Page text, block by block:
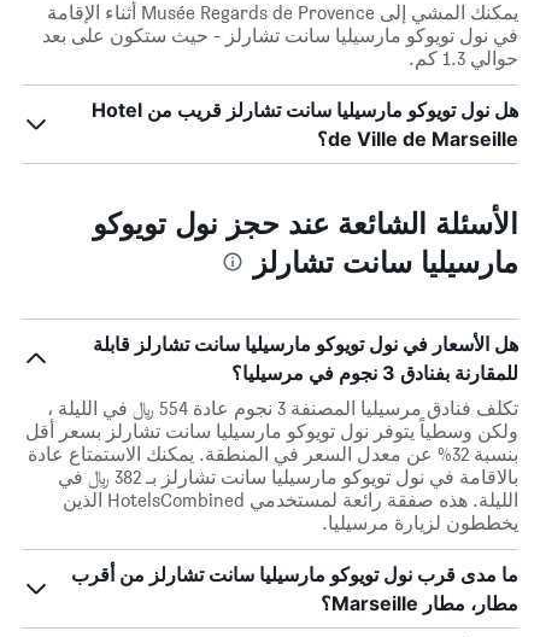
يمكنك المشي إلى Musée Regards de Provence أثناء الإقامة
في نول تويوكو مارسيليا سانت تشارلز - حيث ستكون على بعد
حوالي 1.3 كم.
هل نول تويوكو مارسيليا سانت تشارلز قريب من Hotel
de Ville de Marseille؟
الأسئلة الشائعة عند حجز نول تويوكو
مارسيليا سانت تشارلز
هل الأسعار في نول تويوكو مارسيليا سانت تشارلز قابلة
للمقارنة بفنادق 3 نجوم في مرسيليا؟
تكلف فنادق مرسيليا المصنفة 3 نجوم عادة 554 ﷼ في الليلة ،
ولكن وسطياً يتوفر نول تويوكو مارسيليا سانت تشارلز بسعر أقل
بنسبة 32% عن معدل السعر في المنطقة. يمكنك الاستمتاع عادة
بالاقامة في نول تويوكو مارسيليا سانت تشارلز بـ 382 ﷼ في
الليلة. هذه صفقة رائعة لمستخدمي HotelsCombined الذين
يخططون لزيارة مرسيليا.
ما مدى قرب نول تويوكو مارسيليا سانت تشارلز من أقرب
مطار، مطار Marseille؟